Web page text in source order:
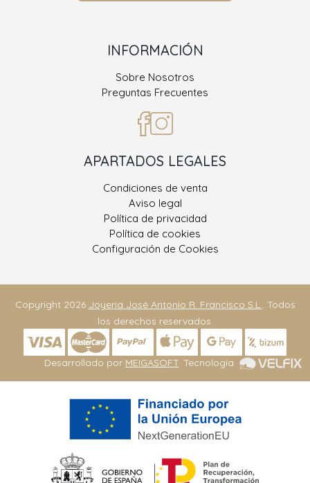
INFORMACIÓN
Sobre Nosotros
Preguntas Frecuentes
APARTADOS LEGALES
Condiciones de venta
Aviso legal
Política de privacidad
Política de cookies
Configuración de Cookies
Copyright 2026 Joyeria José Antonio R. Francisco S.L.. Todos
los derechos reservados.
Desarrollado por MEIGASOFT . Tecnología